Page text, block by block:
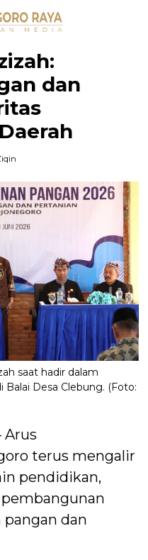
dan
saat hadir dalam
Desa Clebung. (Foto:
Arus
terus mengalir
pendidikan,
pangan dan